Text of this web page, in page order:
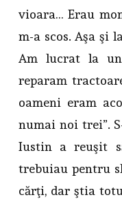
vioara… Erau
m-a scos. Aşa şi
Am lucrat la
reparam
oameni eram
numai noi trei”.
Iustin a reuşit
trebuiau pentru
cărţi, dar ştia